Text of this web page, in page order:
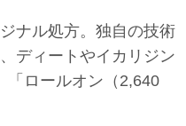
ナル処方。独自の技術
ディートやイカリジン
「ロールオン（2,640